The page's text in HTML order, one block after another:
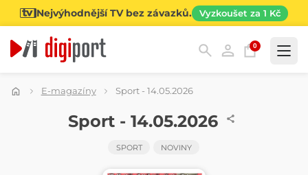
Nejvýhodnější TV bez závazků. Vyzkoušet za 1 Kč
0
Kategorie
E-magazíny Sport - 14.05.2026
Sport - 14.05.2026
SPORT NOVINY